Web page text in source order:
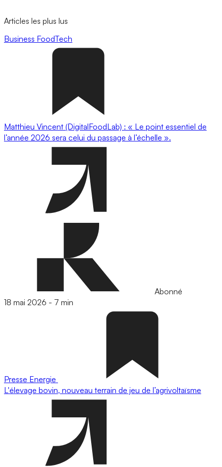
Articles les plus lus
Business FoodTech
Matthieu Vincent (DigitalFoodLab) : « Le point essentiel de
l’année 2026 sera celui du passage à l’échelle ».
Abonné
18 mai 2026 - 7 min
Presse Energie
L'élevage bovin, nouveau terrain de jeu de l’agrivoltaïsme